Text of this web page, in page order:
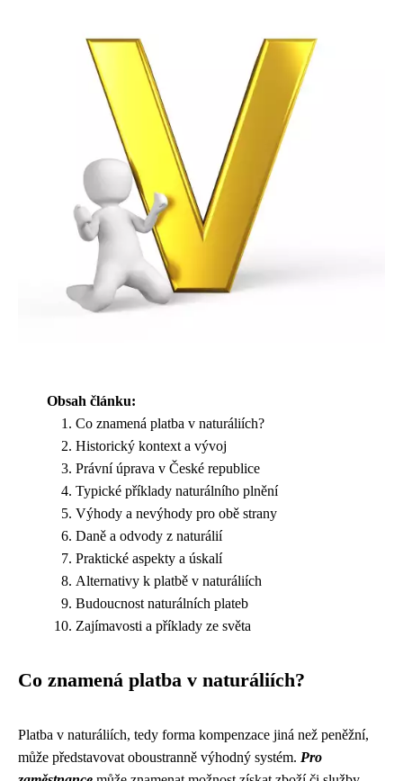
Obsah článku:
Co znamená platba v naturáliích?
Historický kontext a vývoj
Právní úprava v České republice
Typické příklady naturálního plnění
Výhody a nevýhody pro obě strany
Daně a odvody z naturálií
Praktické aspekty a úskalí
Alternativy k platbě v naturáliích
Budoucnost naturálních plateb
Zajímavosti a příklady ze světa
Co znamená platba v naturáliích?
Platba v naturáliích, tedy forma kompenzace jiná než peněžní,
může představovat oboustranně výhodný systém. Pro